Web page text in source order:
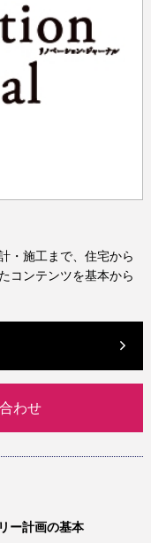
・施工まで、住宅から
コンテンツを基本から
わせ
ー計画の基本